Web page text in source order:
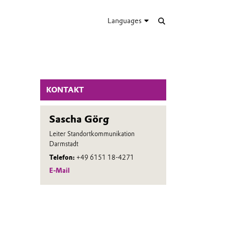
Languages
KONTAKT
Sascha Görg
Leiter Standortkommunikation
Darmstadt
Telefon: +49 6151 18-4271
E-Mail